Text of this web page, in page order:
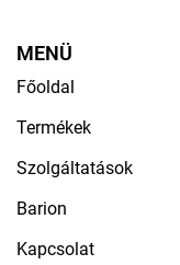
MENÜ
Főoldal
Termékek
Szolgáltatások
Barion
Kapcsolat